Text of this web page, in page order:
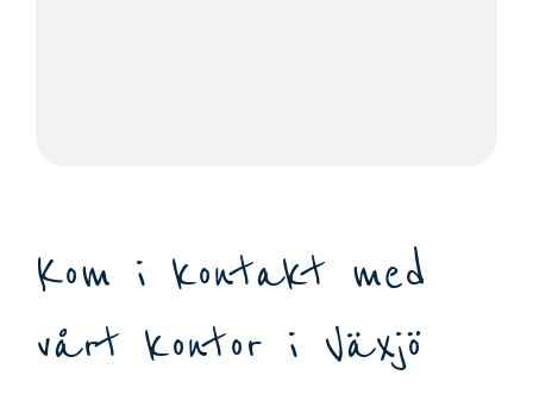
Kom i kontakt med
vårt kontor i Växjö